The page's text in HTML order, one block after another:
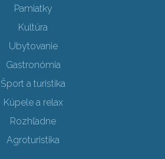
Pamiatky
Kultúra
Ubytovanie
Gastronómia
Šport a turistika
Kúpele a relax
Rozhľadne
Agroturistika